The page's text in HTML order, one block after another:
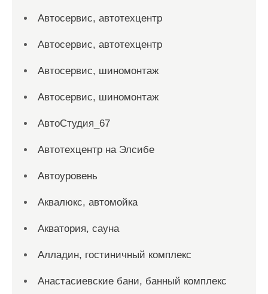
Автосервис, автотехцентр
Автосервис, автотехцентр
Автосервис, шиномонтаж
Автосервис, шиномонтаж
АвтоСтудия_67
Автотехцентр на Элсибе
Автоуровень
Аквалюкс, автомойка
Акватория, сауна
Алладин, гостиничный комплекс
Анастасиевские бани, банный комплекс